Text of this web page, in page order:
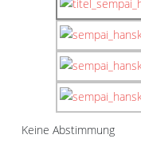
Keine Abstimmung